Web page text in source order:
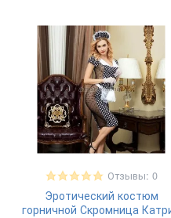
Отзывы: 0
Эротический костюм
горничной Скромница